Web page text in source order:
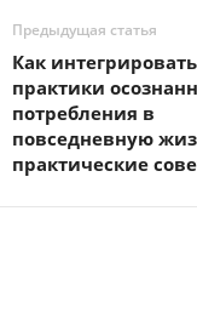
Предыдущая статья
Как интегрировать
практики
потребления в
повседневную
практические